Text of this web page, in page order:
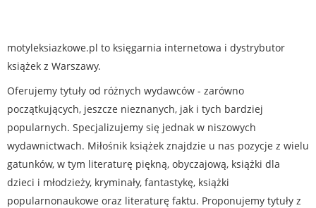
motyleksiazkowe.pl to księgarnia internetowa i dystrybutor
książek z Warszawy.
Oferujemy tytuły od różnych wydawców - zarówno
początkujących, jeszcze nieznanych, jak i tych bardziej
popularnych. Specjalizujemy się jednak w niszowych
wydawnictwach. Miłośnik książek znajdzie u nas pozycje z wielu
gatunków, w tym literaturę piękną, obyczajową, książki dla
dzieci i młodzieży, kryminały, fantastykę, książki
popularnonaukowe oraz literaturę faktu. Proponujemy tytuły z